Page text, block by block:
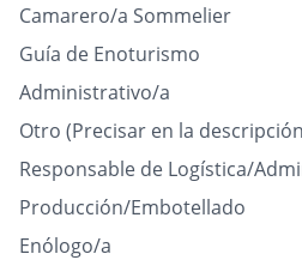
Camarero/a Sommelier
Guía de Enoturismo
Administrativo/a
Otro (Precisar en la
Responsable de Logística/
Producción/Embotellado
Enólogo/a